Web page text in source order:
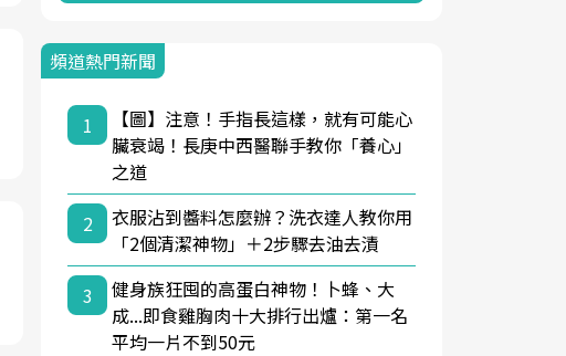
頻道熱門新聞
1
【圖】注意！手指長這樣，就有可能心
臟衰竭！長庚中西醫聯手教你「養心」
之道
2
衣服沾到醬料怎麼辦？洗衣達人教你用
「2個清潔神物」＋2步驟去油去漬
3
健身族狂囤的高蛋白神物！卜蜂、大
成...即食雞胸肉十大排行出爐：第一名
平均一片不到50元